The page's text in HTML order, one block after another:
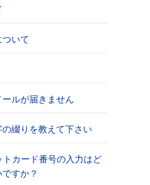
いて
ルが届きません
綴りを教えて下さい
トカード番号の入力はど
すか？